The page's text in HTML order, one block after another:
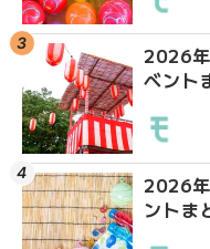
2026
ベント
2026
ントま